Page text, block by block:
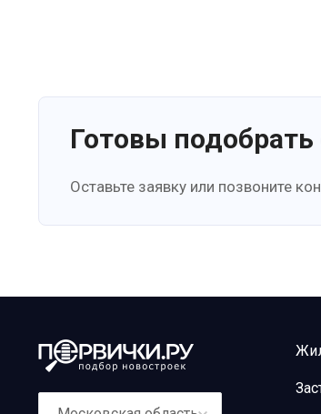
Готовы
Оставьте заявку или позвоните